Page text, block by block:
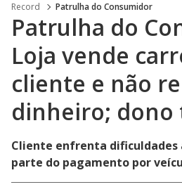
Record Patrulha do Consumidor
Patrulha do
Loja vende
cliente e não
dinheiro;
Cliente enfrenta dificuldades
parte do pagamento por